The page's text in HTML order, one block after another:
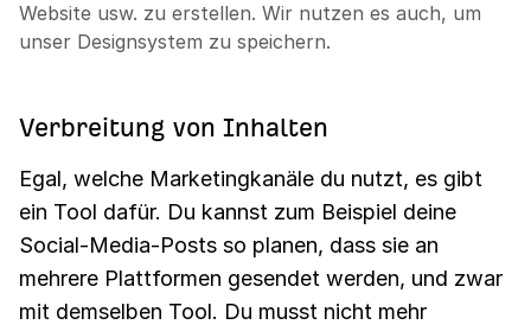
Website usw. zu erstellen. Wir nutzen es auch, um
unser Designsystem zu speichern.
Verbreitung von Inhalten
Egal, welche Marketingkanäle du nutzt, es gibt
ein Tool dafür. Du kannst zum Beispiel deine
Social-Media-Posts so planen, dass sie an
mehrere Plattformen gesendet werden, und zwar
mit demselben Tool. Du musst nicht mehr